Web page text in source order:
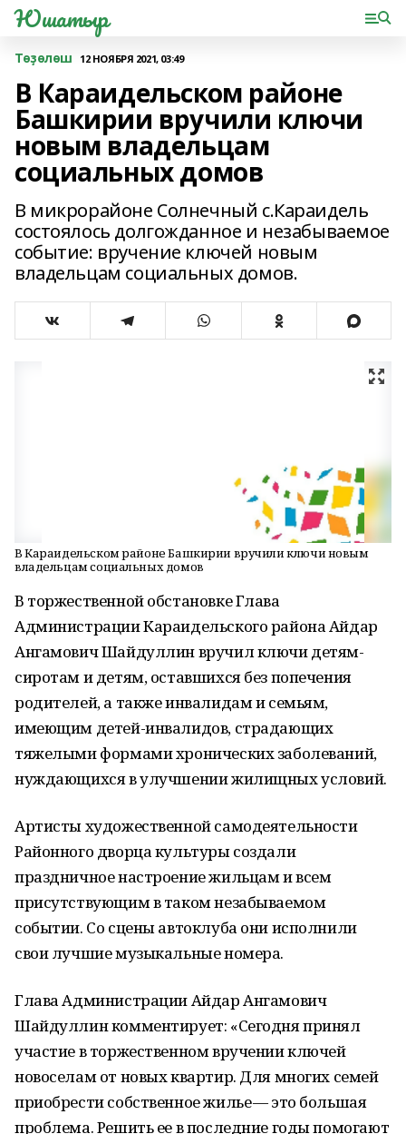
Юшатыр
Төҙөлөш 12 НОЯБРЯ 2021, 03:49
В Караидельском районе
Башкирии вручили ключи
новым владельцам
социальных домов
В микрорайоне Солнечный с.Караидель
состоялось долгожданное и незабываемое
событие: вручение ключей новым
владельцам социальных домов.
В Караидельском районе Башкирии вручили ключи новым
владельцам социальных домов
В торжественной обстановке Глава
Администрации Караидельского района Айдар
Ангамович Шайдуллин вручил ключи детям-
сиротам и детям, оставшихся без попечения
родителей, а также инвалидам и семьям,
имеющим детей-инвалидов, страдающих
тяжелыми формами хронических заболеваний,
нуждающихся в улучшении жилищных условий.
Артисты художественной самодеятельности
Районного дворца культуры создали
праздничное настроение жильцам и всем
присутствующим в таком незабываемом
событии. Со сцены автоклуба они исполнили
свои лучшие музыкальные номера.
Глава Администрации Айдар Ангамович
Шайдуллин комментирует: «Сегодня принял
участие в торжественном вручении ключей
новоселам от новых квартир. Для многих семей
приобрести собственное жилье — это большая
проблема. Решить ее в последние годы помогают